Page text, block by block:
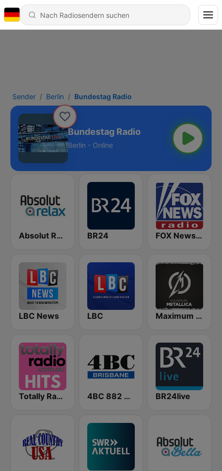
Sender Berlin Bundestag Radio
Bundestag Radio
Berlin - Online
Absolut Relax BR24 FOX News Radio
LBC News LBC Maximum - Metallica (Максимум)
Totally Radio Hits 4BC 882 Brisbane BR24live